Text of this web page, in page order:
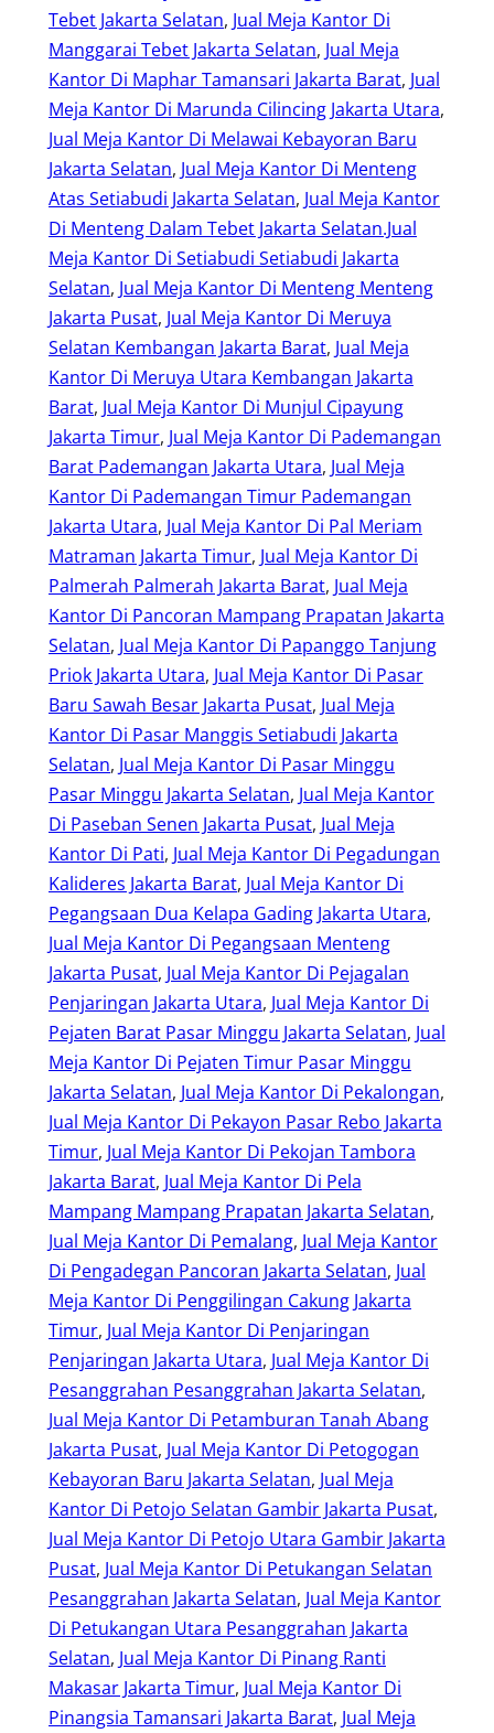
Tebet Jakarta Selatan, Jual Meja Kantor Di
Manggarai Tebet Jakarta Selatan, Jual Meja
Kantor Di Maphar Tamansari Jakarta Barat, Jual
Meja Kantor Di Marunda Cilincing Jakarta Utara
Jual Meja Kantor Di Melawai Kebayoran Baru
Jakarta Selatan, Jual Meja Kantor Di Menteng
Atas Setiabudi Jakarta Selatan, Jual Meja Kantor
Di Menteng Dalam Tebet Jakarta Selatan.Jual
Meja Kantor Di Setiabudi Setiabudi Jakarta
Selatan, Jual Meja Kantor Di Menteng Menteng
Jakarta Pusat, Jual Meja Kantor Di Meruya
Selatan Kembangan Jakarta Barat, Jual Meja
Kantor Di Meruya Utara Kembangan Jakarta
Barat, Jual Meja Kantor Di Munjul Cipayung
Jakarta Timur, Jual Meja Kantor Di Pademangan
Barat Pademangan Jakarta Utara, Jual Meja
Kantor Di Pademangan Timur Pademangan
Jakarta Utara, Jual Meja Kantor Di Pal Meriam
Matraman Jakarta Timur, Jual Meja Kantor Di
Palmerah Palmerah Jakarta Barat, Jual Meja
Kantor Di Pancoran Mampang Prapatan Jakarta
Selatan, Jual Meja Kantor Di Papanggo Tanjung
Priok Jakarta Utara, Jual Meja Kantor Di Pasar
Baru Sawah Besar Jakarta Pusat, Jual Meja
Kantor Di Pasar Manggis Setiabudi Jakarta
Selatan, Jual Meja Kantor Di Pasar Minggu
Pasar Minggu Jakarta Selatan, Jual Meja Kantor
Di Paseban Senen Jakarta Pusat, Jual Meja
Kantor Di Pati, Jual Meja Kantor Di Pegadungan
Kalideres Jakarta Barat, Jual Meja Kantor Di
Pegangsaan Dua Kelapa Gading Jakarta Utara
Jual Meja Kantor Di Pegangsaan Menteng
Jakarta Pusat, Jual Meja Kantor Di Pejagalan
Penjaringan Jakarta Utara, Jual Meja Kantor Di
Pejaten Barat Pasar Minggu Jakarta Selatan, Jual
Meja Kantor Di Pejaten Timur Pasar Minggu
Jakarta Selatan, Jual Meja Kantor Di Pekalongan
Jual Meja Kantor Di Pekayon Pasar Rebo Jakarta
Timur, Jual Meja Kantor Di Pekojan Tambora
Jakarta Barat, Jual Meja Kantor Di Pela
Mampang Mampang Prapatan Jakarta Selatan
Jual Meja Kantor Di Pemalang, Jual Meja Kantor
Di Pengadegan Pancoran Jakarta Selatan, Jual
Meja Kantor Di Penggilingan Cakung Jakarta
Timur, Jual Meja Kantor Di Penjaringan
Penjaringan Jakarta Utara, Jual Meja Kantor Di
Pesanggrahan Pesanggrahan Jakarta Selatan
Jual Meja Kantor Di Petamburan Tanah Abang
Jakarta Pusat, Jual Meja Kantor Di Petogogan
Kebayoran Baru Jakarta Selatan, Jual Meja
Kantor Di Petojo Selatan Gambir Jakarta Pusat
Jual Meja Kantor Di Petojo Utara Gambir Jakarta
Pusat, Jual Meja Kantor Di Petukangan Selatan
Pesanggrahan Jakarta Selatan, Jual Meja Kantor
Di Petukangan Utara Pesanggrahan Jakarta
Selatan, Jual Meja Kantor Di Pinang Ranti
Makasar Jakarta Timur, Jual Meja Kantor Di
Pinangsia Tamansari Jakarta Barat, Jual Meja